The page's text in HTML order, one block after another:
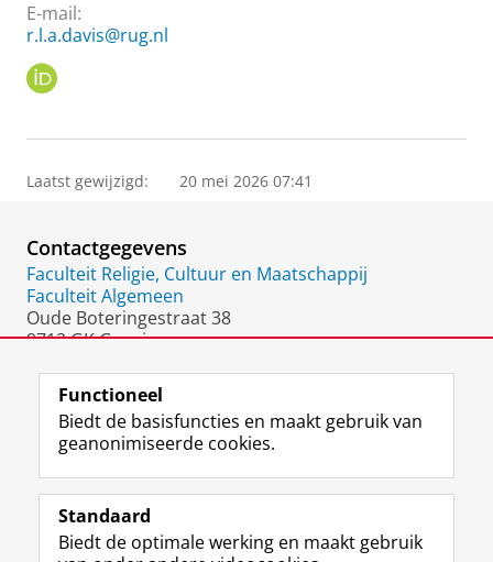
E-mail:
r.l.a.davis@rug.nl
I
Laatst gewijzigd: 20 mei 2026 07:41
Contactgegevens
Faculteit Religie, Cultuur en Maatschappij
Faculteit Algemeen
Oude Boteringestraat 38
9712 GK Groningen
Volg de RUG
F
a
e
L
i
k
R
S
-
I
n
t
Y
o
T
Studiekiezers
Functioneel
Biedt de basisfuncties en maakt gebruik van
geanonimiseerde cookies.
Standaard
Biedt de optimale werking en maakt gebruik